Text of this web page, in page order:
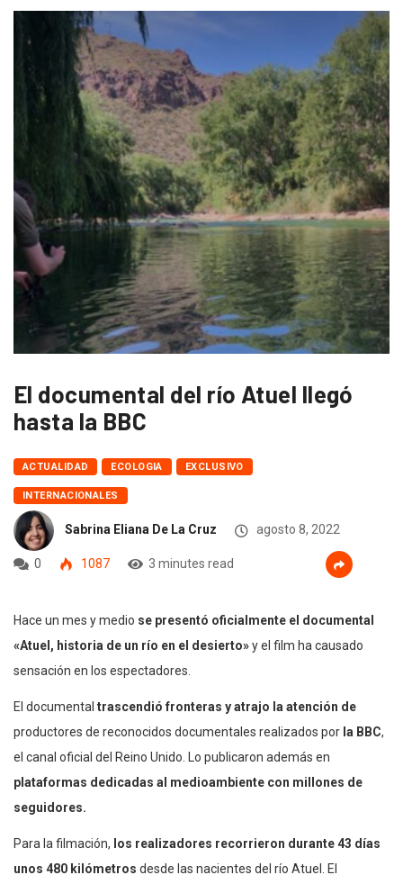
El documental del río Atuel llegó
hasta la BBC
ACTUALIDAD ECOLOGIA EXCLUSIVO
INTERNACIONALES
Sabrina Eliana De La Cruz agosto 8, 2022
0 1087 3 minutes read
Hace un mes y medio se presentó oficialmente el documental
«Atuel, historia de un río en el desierto»y el film ha causado
sensación en los espectadores.
El documental trascendió fronteras y atrajo la atención de
productores de reconocidos documentales realizados por la BBC,
el canal oficial del Reino Unido. Lo publicaron además en
plataformas dedicadas al medioambiente con millones de
seguidores.
Para la filmación, los realizadores recorrieron durante 43 días
unos 480 kilómetros desde las nacientes del río Atuel. El